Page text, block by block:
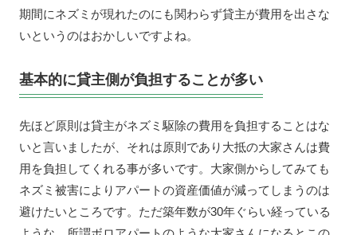
期間にネズミが現れたのにも関わらず貸主が費用を出さな
いというのはおかしいですよね。
基本的に貸主側が負担することが多い
先ほど原則は貸主がネズミ駆除の費用を負担することはな
いと言いましたが、それは原則であり大抵の大家さんは費
用を負担してくれる事が多いです。大家側からしてみても
ネズミ被害によりアパートの資産価値が減ってしまうのは
避けたいところです。ただ築年数が30年ぐらい経っている